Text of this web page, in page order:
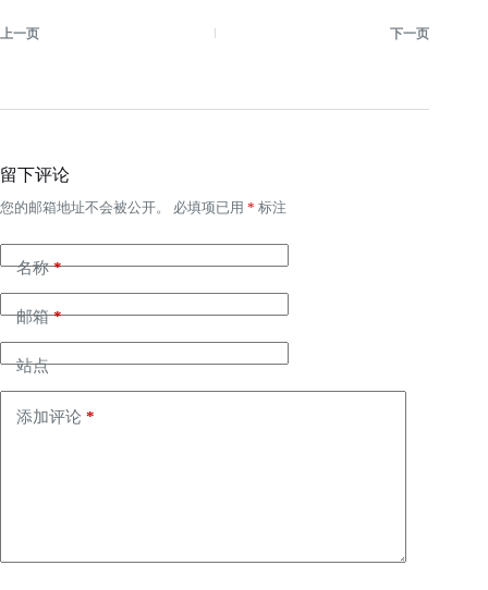
上一页 下一页
留下评论
您的邮箱地址不会被公开。 必填项已用 * 标注
名称*
邮箱*
站点
添加评论 *